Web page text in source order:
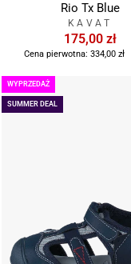
Rio Tx Blue
KAVAT
175,00 zł
Cena pierwotna: 334,00 zł
SUMMER DEAL
WYPRZEDAŻ